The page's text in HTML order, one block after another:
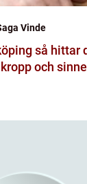
Vinde
du rätt
och sinne